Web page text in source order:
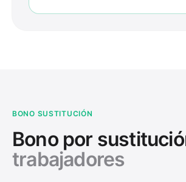
BONO SUSTITUCIÓN
Bono por
trabajadores